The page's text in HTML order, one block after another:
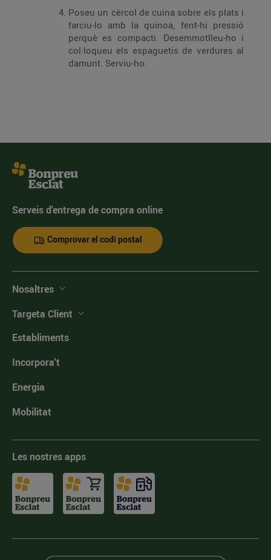
Poseu un cèrcol de cuina sobre els plats i
farciu-lo amb la quinoa, fent-hi pressió
perquè es compacti. Desemmotlleu-ho i
col·loqueu els espaguetis de verdures al
damunt. Serviu-ho.
Serveis d'entrega de compra online
Comprovar el codi postal
Nosaltres
Targeta Client
Establiments
Incorpora't
Energia
Mobilitat
Les nostres apps